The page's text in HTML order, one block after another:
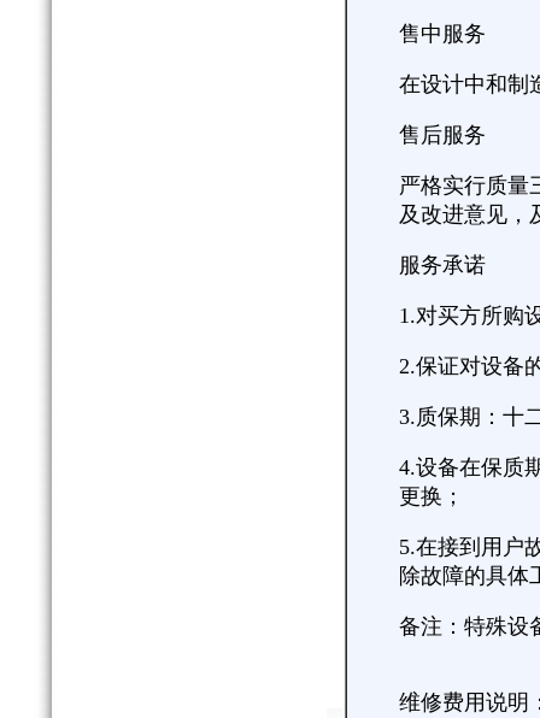
售中服务
在设计中和制
售后服务
严格实行质量
及改进意见，
服务承诺
1.对买方所购
2.保证对设备
3.质保期：十
4.设备在保质
更换；
5.在接到用户
除故障的具体
备注：特殊设
维修费用说明